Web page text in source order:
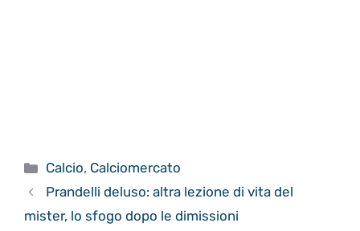
Categorie
Calcio, Calciomercato
Prandelli deluso: altra lezione di vita del
mister, lo sfogo dopo le dimissioni